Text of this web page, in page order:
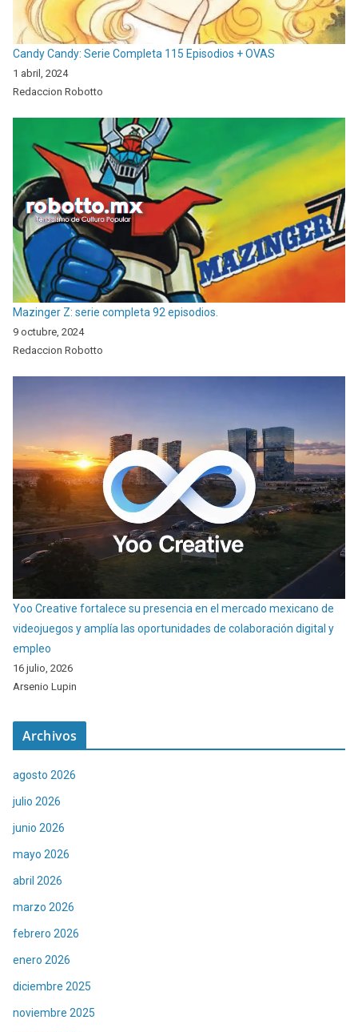
Candy Candy: Serie Completa 115 Episodios + OVAS
1 abril, 2024
Redaccion Robotto
Mazinger Z: serie completa 92 episodios.
9 octubre, 2024
Redaccion Robotto
Yoo Creative fortalece su presencia en el mercado mexicano de
videojuegos y amplía las oportunidades de colaboración digital y
empleo
16 julio, 2026
Arsenio Lupin
Archivos
agosto 2026
julio 2026
junio 2026
mayo 2026
abril 2026
marzo 2026
febrero 2026
enero 2026
diciembre 2025
noviembre 2025